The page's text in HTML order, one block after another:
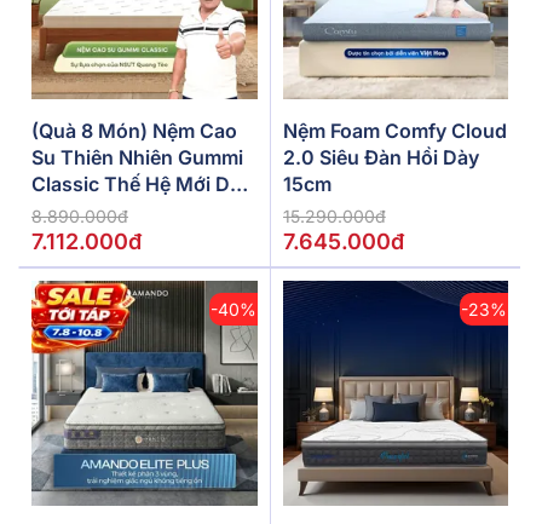
(Quà 8 Món) Nệm Cao
Su Thiên Nhiên Gummi
Classic Thế Hệ Mới Dày
5/10/15cm
8.890.000đ
7.112.000đ
Nệm Foam Comfy Cloud
2.0 Siêu Đàn Hồi Dày
15cm
15.290.000đ
7.645.000đ
-40% -23%